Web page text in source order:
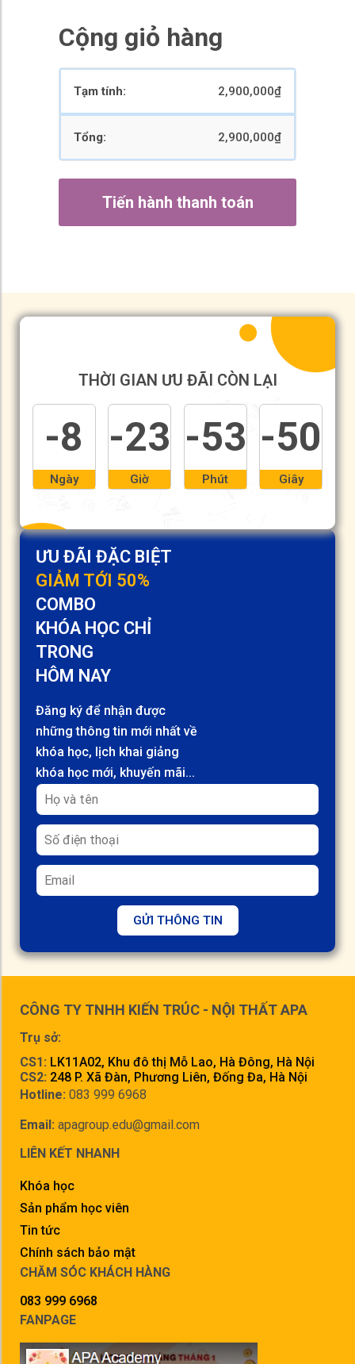
Cộng giỏ hàng
2,900,000₫
2,900,000₫
Tiến hành thanh toán
ƯU ĐÃI ĐẶC BIỆT
GIẢM TỚI 50%
COMBO
KHÓA HỌC CHỈ
TRONG
HÔM NAY
Đăng ký để nhận được
những thông tin mới nhất về
khóa học, lịch khai giảng
khóa học mới, khuyến mãi...
GỬI THÔNG TIN
THỜI GIAN ƯU ĐÃI CÒN LẠI
-8
Ngày
-23
Giờ
-53
Phút
-50
Giây
CÔNG TY TNHH KIẾN TRÚC - NỘI THẤT APA
Trụ sở:
CS1: LK11A02, Khu đô thị Mỗ Lao, Hà Đông, Hà Nội
CS2: 248 P. Xã Đàn, Phương Liên, Đống Đa, Hà Nội
Hotline: 083 999 6968
Email: apagroup.edu@gmail.com
LIÊN KẾT NHANH
Khóa học
Sản phẩm học viên
Tin tức
Chính sách bảo mật
CHĂM SÓC KHÁCH HÀNG
083 999 6968
FANPAGE